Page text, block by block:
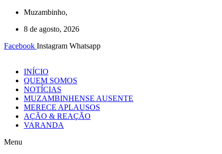
Muzambinho,
8 de agosto, 2026
Facebook Instagram Whatsapp
INÍCIO
QUEM SOMOS
NOTÍCIAS
MUZAMBINHENSE AUSENTE
MERECE APLAUSOS
AÇÃO & REAÇÃO
VARANDA
Menu